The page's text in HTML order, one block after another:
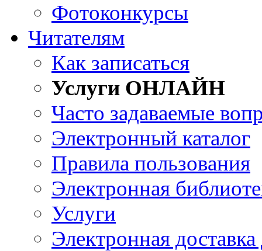
Фотоконкурсы
Читателям
Как записаться
Услуги ОНЛАЙН
Часто задаваемые
Электронный каталог
Правила пользования
Электронная
Услуги
Электронная